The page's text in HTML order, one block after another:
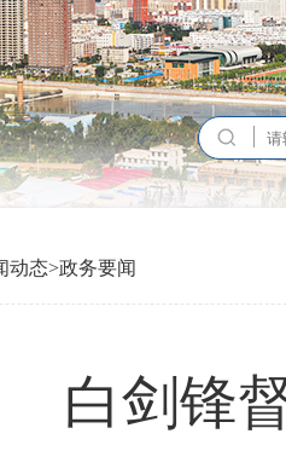
动态>政务要闻
白剑锋